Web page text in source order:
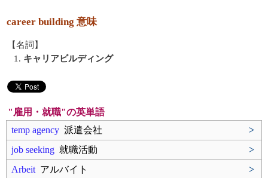
career building 意味
【名詞】
1. キャリアビルディング
"雇用・就職"の英単語
temp agency 派遣会社
>
job seeking 就職活動
>
Arbeit アルバイト
>